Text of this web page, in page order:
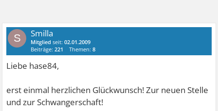
S Smilla
Mitglied seit:02.01.2009
Beiträge:221 Themen:8
Liebe hase84,
erst einmal herzlichen Glückwunsch!Zur neuen Stelle
und zur Schwangerschaft!